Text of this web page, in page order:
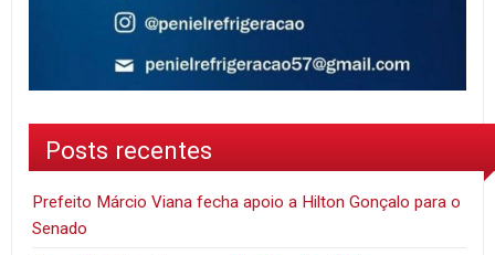
Posts recentes
Prefeito Márcio Viana fecha apoio a Hilton Gonçalo para o
Senado